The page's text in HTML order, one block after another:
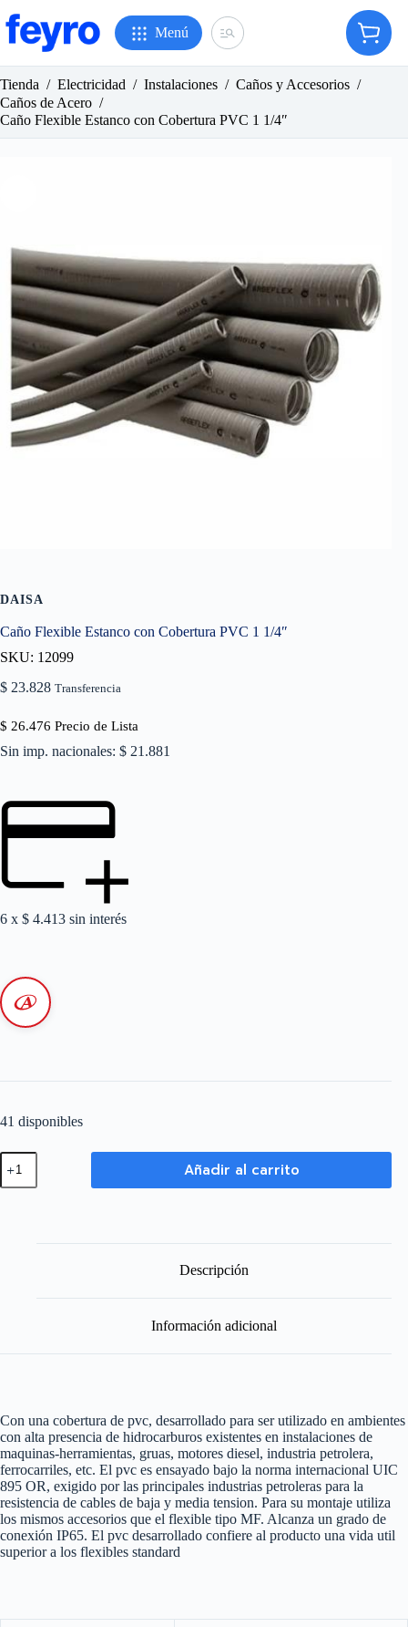
al
contenido
Menú
Carro
de
Tienda / Electricidad / Instalaciones / Caños y Accesorios /
Caños de Acero /
Caño Flexible Estanco con Cobertura PVC 1 1/4″
DAISA
Caño Flexible Estanco con Cobertura PVC 1 1/4″
SKU: 12099
$ 23.828 Transferencia
$ 26.476 Precio de Lista
Sin imp. nacionales: $ 21.881
6 x $ 4.413 sin interés
41 disponibles
Caño
Flexible
Estanco
Añadir al carrito
Descripción
Información adicional
Con una cobertura de pvc, desarrollado para ser utilizado en ambientes
con alta presencia de hidrocarburos existentes en instalaciones de
maquinas-herramientas, gruas, motores diesel, industria petrolera,
ferrocarriles, etc. El pvc es ensayado bajo la norma internacional UIC
895 OR, exigido por las principales industrias petroleras para la
resistencia de cables de baja y media tension. Para su montaje utiliza
los mismos accesorios que el flexible tipo MF. Alcanza un grado de
conexión IP65. El pvc desarrollado confiere al producto una vida util
superior a los flexibles standard